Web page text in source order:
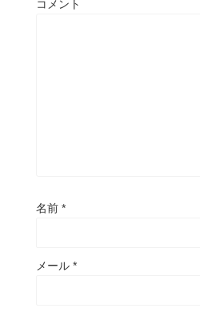
コメント
名前 *
メール *